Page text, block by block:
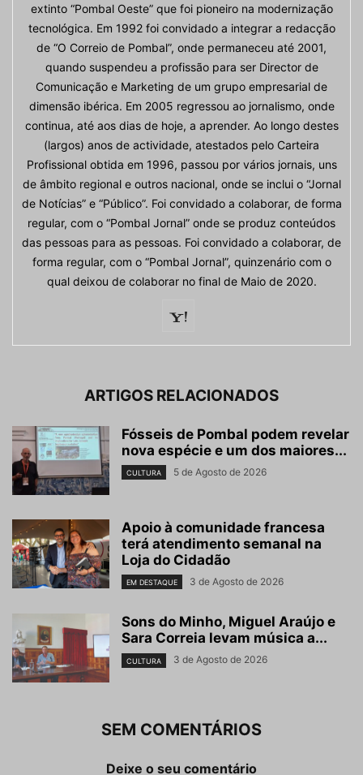
extinto “Pombal Oeste” que foi pioneiro na modernização
tecnológica. Em 1992 foi convidado a integrar a redacção
de “O Correio de Pombal”, onde permaneceu até 2001,
quando suspendeu a profissão para ser Director de
Comunicação e Marketing de um grupo empresarial de
dimensão ibérica. Em 2005 regressou ao jornalismo, onde
continua, até aos dias de hoje, a aprender. Ao longo destes
(largos) anos de actividade, atestados pelo Carteira
Profissional obtida em 1996, passou por vários jornais, uns
de âmbito regional e outros nacional, onde se inclui o “Jornal
de Notícias” e “Público”. Foi convidado a colaborar, de forma
regular, com o “Pombal Jornal” onde se produz conteúdos
das pessoas para as pessoas. Foi convidado a colaborar, de
forma regular, com o “Pombal Jornal”, quinzenário com o
qual deixou de colaborar no final de Maio de 2020.
ARTIGOS RELACIONADOS
Fósseis de Pombal podem revelar
nova espécie e um dos maiores...
CULTURA 5 de Agosto de 2026
Apoio à comunidade francesa
terá atendimento semanal na
Loja do Cidadão
EM DESTAQUE 3 de Agosto de 2026
Sons do Minho, Miguel Araújo e
Sara Correia levam música a...
CULTURA 3 de Agosto de 2026
SEM COMENTÁRIOS
Deixe o seu comentário